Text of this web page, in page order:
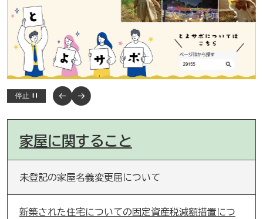
停止
家屋に関すること
未登記の家屋名義変更届について
新築された住宅についての固定資産税減額措置につ